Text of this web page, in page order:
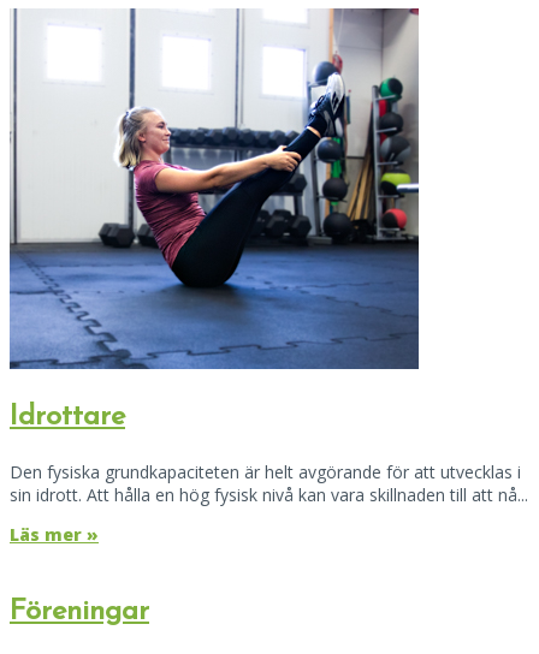
Idrottare
Den fysiska grundkapaciteten är helt avgörande för att utvecklas i
sin idrott. Att hålla en hög fysisk nivå kan vara skillnaden till att nå...
Läs mer »
Föreningar